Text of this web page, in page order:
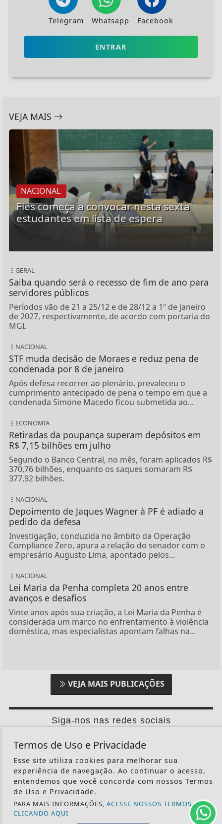
Telegram Whatsapp Facebook
ENTRAR
VEJA MAIS
NACIONAL
Fies começa a convocar nesta sexta
estudantes em lista de espera
GERAL
Saiba quando será o recesso de fim de ano para
servidores públicos
Períodos vão de 21 a 25/12 e de 28/12 a 1º de janeiro
de 2027, respectivamente, de acordo com portaria do
MGI.
NACIONAL
STF muda decisão de Moraes e reduz pena de
condenada por 8 de janeiro
Após defesa recorrer ao plenário, prevaleceu o
cumprimento antecipado de pena o tempo em que a
condenada Simone Macedo ficou submetida ao...
ECONOMIA
Retiradas da poupança superam depósitos em
R$ 7,15 bilhões em julho
Segundo o Banco Central, no mês, foram aplicados R$
370,76 bilhões, enquanto os saques somaram R$
377,92 bilhões.
NACIONAL
Depoimento de Jaques Wagner à PF é adiado a
pedido da defesa
Investigação, conduzida no âmbito da Operação
Compliance Zero, apura a relação do senador com o
empresário Augusto Lima, apontado pelos...
NACIONAL
Lei Maria da Penha completa 20 anos entre
avanços e desafios
Vinte anos após sua criação, a Lei Maria da Penha é
considerada um marco no enfrentamento à violência
doméstica, mas especialistas apontam falhas na...
VEJA MAIS PUBLICAÇÕES
Siga-nos nas redes sociais
CRÔNICAS
NACIONAL
RELEMBRE
POLICIAL
Termos de Uso e Privacidade
Esse site utiliza cookies para melhorar sua
experiência de navegação. Ao continuar o acesso,
entendemos que você concorda com nossos Termos
de Uso e Privacidade.
PARA MAIS INFORMAÇÕES, ACESSE NOSSOS TERMOS
CLICANDO AQUI